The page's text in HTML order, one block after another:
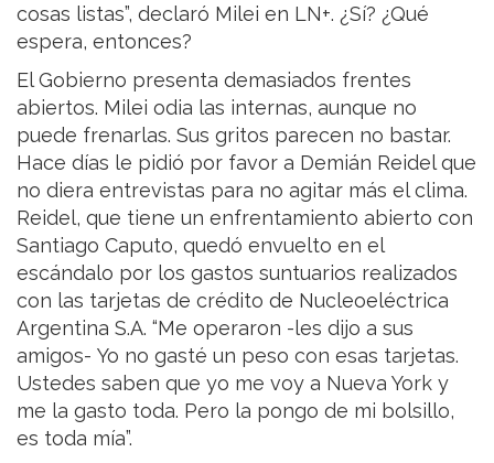
cosas listas”, declaró Milei en LN+. ¿Sí? ¿Qué
espera, entonces?
El Gobierno presenta demasiados frentes
abiertos. Milei odia las internas, aunque no
puede frenarlas. Sus gritos parecen no bastar.
Hace días le pidió por favor a Demián Reidel que
no diera entrevistas para no agitar más el clima.
Reidel, que tiene un enfrentamiento abierto con
Santiago Caputo, quedó envuelto en el
escándalo por los gastos suntuarios realizados
con las tarjetas de crédito de Nucleoeléctrica
Argentina S.A. “Me operaron -les dijo a sus
amigos- Yo no gasté un peso con esas tarjetas.
Ustedes saben que yo me voy a Nueva York y
me la gasto toda. Pero la pongo de mi bolsillo,
es toda mía”.